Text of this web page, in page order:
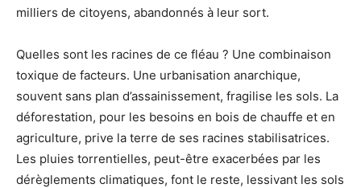
milliers de citoyens, abandonnés à leur sort.
Quelles sont les racines de ce fléau ? Une combinaison
toxique de facteurs. Une urbanisation anarchique,
souvent sans plan d’assainissement, fragilise les sols. La
déforestation, pour les besoins en bois de chauffe et en
agriculture, prive la terre de ses racines stabilisatrices.
Les pluies torrentielles, peut-être exacerbées par les
dérèglements climatiques, font le reste, lessivant les sols